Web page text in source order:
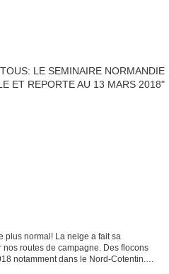
plus normal! La neige a fait sa
routes de campagne. Des flocons
notamment dans le Nord-Cotentin.